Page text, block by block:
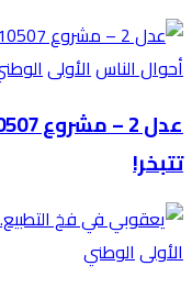
أحوال الناسالأولى
تتبخر!
الأولىالوطني